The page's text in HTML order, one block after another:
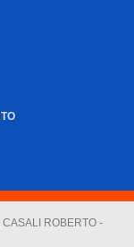
ROBERTO -